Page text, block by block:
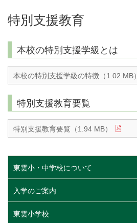
特別支援教育
本校の特別支援学級とは
本校の特別支援学級の特徴（1.02 MB）
特別支援教育要覧
特別支援教育要覧（1.94 MB）
東雲小・中学校について
入学のご案内
東雲小学校